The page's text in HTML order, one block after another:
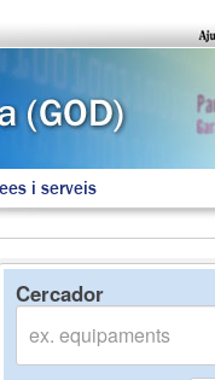
i serveis
Cercador